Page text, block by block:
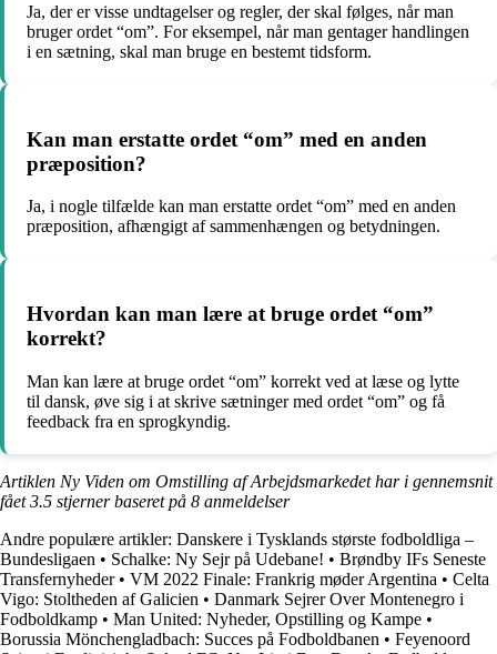
Ja, der er visse undtagelser og regler, der skal følges, når man
bruger ordet “om”. For eksempel, når man gentager handlingen
i en sætning, skal man bruge en bestemt tidsform.
Kan man erstatte ordet “om” med en anden
præposition?
Ja, i nogle tilfælde kan man erstatte ordet “om” med en anden
præposition, afhængigt af sammenhængen og betydningen.
Hvordan kan man lære at bruge ordet “om”
korrekt?
Man kan lære at bruge ordet “om” korrekt ved at læse og lytte
til dansk, øve sig i at skrive sætninger med ordet “om” og få
feedback fra en sprogkyndig.
Artiklen Ny Viden om Omstilling af Arbejdsmarkedet har i gennemsnit
fået3.5 stjerner baseret på 8 anmeldelser
Andre populære artikler: Danskere i Tysklands største fodboldliga –
Bundesligaen • Schalke: Ny Sejr på Udebane! • Brøndby IFs Seneste
Transfernyheder• VM 2022 Finale: Frankrig møder Argentina • Celta
Vigo: Stoltheden af Galicien • Danmark Sejrer Over Montenegro i
Fodboldkamp • Man United: Nyheder, Opstilling og Kampe •
Borussia Mönchengladbach: Succes på Fodboldbanen • Feyenoord